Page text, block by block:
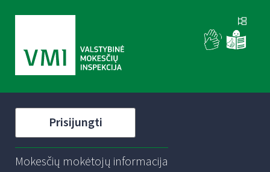
Prisijungti
Mokesčių mokėtojų informacija